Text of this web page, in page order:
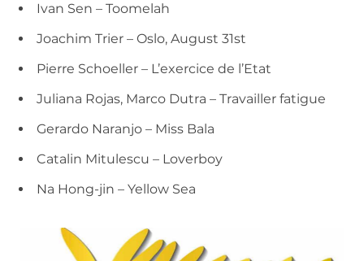
Ivan Sen – Toomelah
Joachim Trier – Oslo, August 31st
Pierre Schoeller – L’exercice de l’Etat
Juliana Rojas, Marco Dutra – Travailler fatigue
Gerardo Naranjo – Miss Bala
Catalin Mitulescu – Loverboy
Na Hong-jin – Yellow Sea